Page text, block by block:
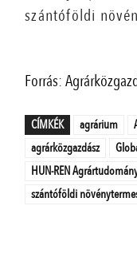
szántóföldi
Forrás:
CÍMKÉK agrárium
agrárközgazdász
HUN-REN
szántóföldi